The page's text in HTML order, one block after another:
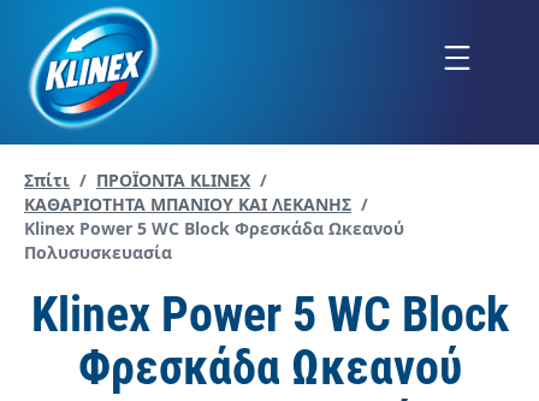
Μετάβαση
περιεχόμενο
Σπίτι / ΠΡΟΪΟΝΤΑ KLINEX /
ΚΑΘΑΡIOΤΗΤΑ ΜΠAΝΙΟΥ ΚΑΙ ΛΕΚAΝΗΣ /
Current page:
Klinex Power 5 WC Block Φρεσκάδα Ωκεανού
Πολυσυσκευασία
Klinex Power 5 WC Block
Φρεσκάδα Ωκεανού